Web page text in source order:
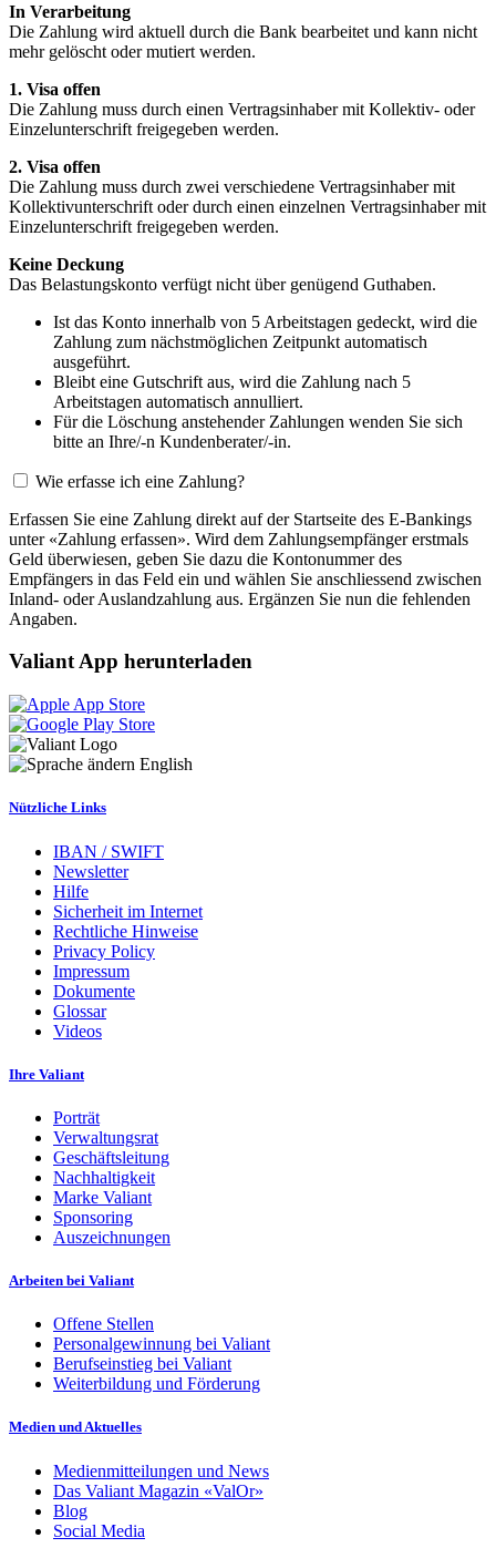
In Verarbeitung
Die Zahlung wird aktuell durch die Bank bearbeitet und kann nicht
mehr gelöscht oder mutiert werden.
1. Visa offen
Die Zahlung muss durch einen Vertragsinhaber mit Kollektiv- oder
Einzelunterschrift freigegeben werden.
2. Visa offen
Die Zahlung muss durch zwei verschiedene Vertragsinhaber mit
Kollektivunterschrift oder durch einen einzelnen Vertragsinhaber mit
Einzelunterschrift freigegeben werden.
Keine Deckung
Das Belastungskonto verfügt nicht über genügend Guthaben.
Ist das Konto innerhalb von 5 Arbeitstagen gedeckt, wird die
Zahlung zum nächstmöglichen Zeitpunkt automatisch
ausgeführt.
Bleibt eine Gutschrift aus, wird die Zahlung nach 5
Arbeitstagen automatisch annulliert.
Für die Löschung anstehender Zahlungen wenden Sie sich
bitte an Ihre/-n Kundenberater/-in.
Wie erfasse ich eine Zahlung?
Erfassen Sie eine Zahlung direkt auf der Startseite des E-Bankings
unter «Zahlung erfassen». Wird dem Zahlungsempfänger erstmals
Geld überwiesen, geben Sie dazu die Kontonummer des
Empfängers in das Feld ein und wählen Sie anschliessend zwischen
Inland- oder Auslandzahlung aus. Ergänzen Sie nun die fehlenden
Angaben.
Valiant App herunterladen
English
Nützliche Links
IBAN / SWIFT
Newsletter
Hilfe
Sicherheit im Internet
Rechtliche Hinweise
Privacy Policy
Impressum
Dokumente
Glossar
Videos
Ihre Valiant
Porträt
Verwaltungsrat
Geschäftsleitung
Nachhaltigkeit
Marke Valiant
Sponsoring
Auszeichnungen
Arbeiten bei Valiant
Offene Stellen
Personalgewinnung bei Valiant
Berufseinstieg bei Valiant
Weiterbildung und Förderung
Medien und Aktuelles
Medienmitteilungen und News
Das Valiant Magazin «ValOr»
Blog
Social Media